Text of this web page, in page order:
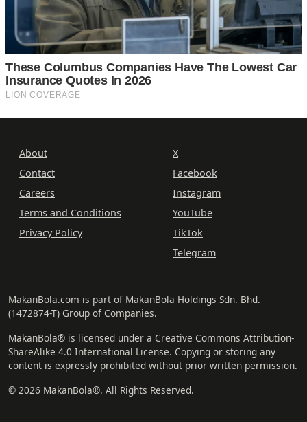
About
Contact
Careers
Terms and Conditions
Privacy Policy
X
Facebook
Instagram
YouTube
TikTok
Telegram
MakanBola.com is part of MakanBola Holdings Sdn. Bhd.
(1472874-T) Group of Companies.
MakanBola® is licensed under a Creative Commons Attribution-
ShareAlike 4.0 International License. Copying or storing any
content is expressly prohibited without prior written permission.
© 2026 MakanBola®. All Rights Reserved.